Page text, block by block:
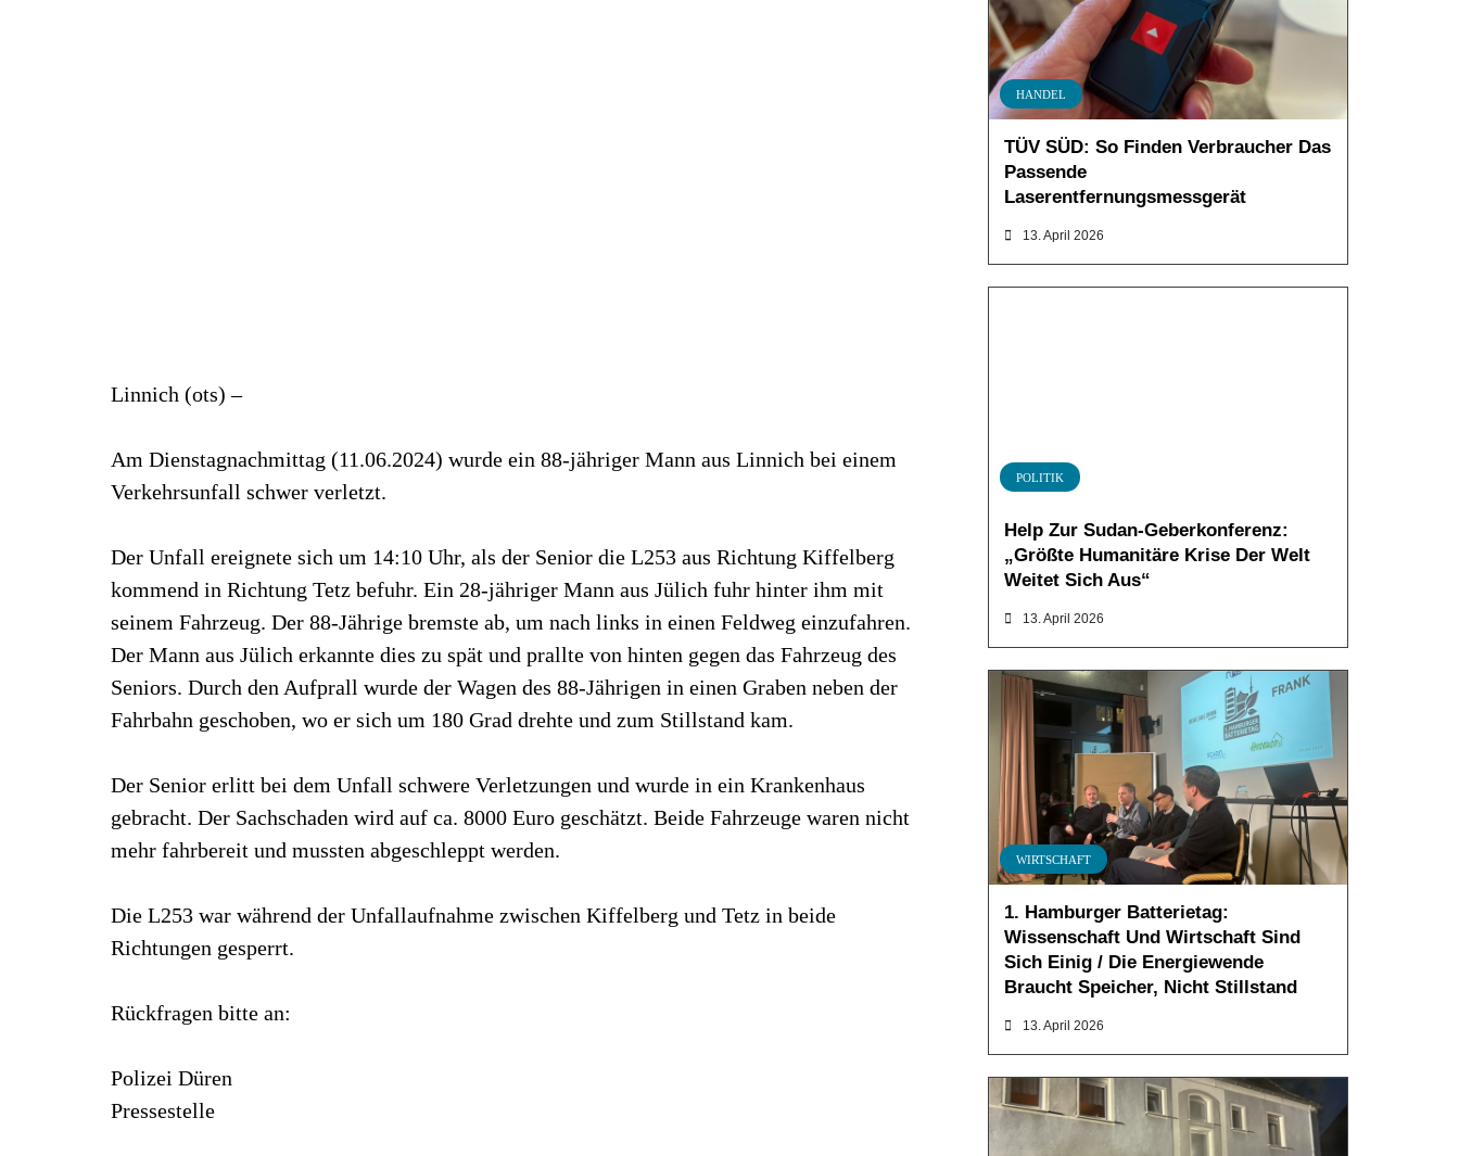
Linnich (ots) –
Am Dienstagnachmittag (11.06.2024) wurde ein 88-jähriger Mann aus Linnich bei einem
Verkehrsunfall schwer verletzt.
Der Unfall ereignete sich um 14:10 Uhr, als der Senior die L253 aus Richtung Kiffelberg
kommend in Richtung Tetz befuhr. Ein 28-jähriger Mann aus Jülich fuhr hinter ihm mit
seinem Fahrzeug. Der 88-Jährige bremste ab, um nach links in einen Feldweg einzufahren.
Der Mann aus Jülich erkannte dies zu spät und prallte von hinten gegen das Fahrzeug des
Seniors. Durch den Aufprall wurde der Wagen des 88-Jährigen in einen Graben neben der
Fahrbahn geschoben, wo er sich um 180 Grad drehte und zum Stillstand kam.
Der Senior erlitt bei dem Unfall schwere Verletzungen und wurde in ein Krankenhaus
gebracht. Der Sachschaden wird auf ca. 8000 Euro geschätzt. Beide Fahrzeuge waren nicht
mehr fahrbereit und mussten abgeschleppt werden.
Die L253 war während der Unfallaufnahme zwischen Kiffelberg und Tetz in beide
Richtungen gesperrt.
Rückfragen bitte an:
Polizei Düren
Pressestelle
HANDEL
TÜV SÜD: So Finden Verbraucher Das
Passende
Laserentfernungsmessgerät
13. April 2026
POLITIK
Help Zur Sudan-Geberkonferenz:
„Größte Humanitäre Krise Der Welt
Weitet Sich Aus“
13. April 2026
WIRTSCHAFT
1. Hamburger Batterietag:
Wissenschaft Und Wirtschaft Sind
Sich Einig / Die Energiewende
Braucht Speicher, Nicht Stillstand
13. April 2026